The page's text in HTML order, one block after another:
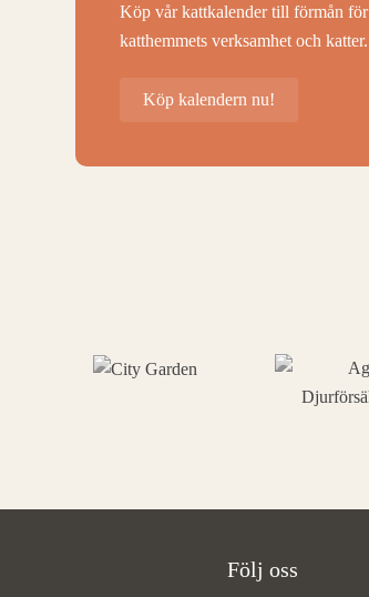
Köp vår kattkalender till förmån för
katthemmets verksamhet och katter.
Köp kalendern nu!
Följ oss